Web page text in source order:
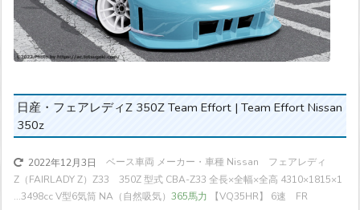
日産・フェアレディZ 350Z Team Effort | Team Effort Nissan
350z
2022年12月3日
ベース車両 メーカー・車種 Nissan フェアレディ
Z（FAIRLADY Z）Z33 350Z 型式 CBA-Z33 全長×全幅×全高 4310×1815×1
...3498cc V型6気筒 NA（自然吸気） 365馬力 【VQ35HR】 6速 FR